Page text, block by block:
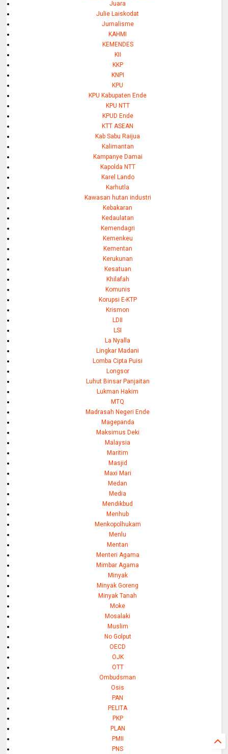
Juara
Julie Laiskodat
Jurnalisme
KAHMI
KEMENDES
KII
KKP
KNPI
KPU
KPU Kabupaten Ende
KPU NTT
KPUD Ende
KTT ASEAN
Kab Sabu Raijua
Kalimantan
Kampanye Damai
Kapolda NTT
Karel Lando
Karhutla
Kawasan hutan industri
Kebakaran
Kedaulatan
Kemendagri
Kemenkeu
Kementan
Kerukunan
Kesatuan
Khilafah
Komunis
Korupsi E-KTP
Krismon
LDII
LSI
La Nyalla
Lingkar Madani
Lomba Cipta Puisi
Longsor
Luhut Binsar Panjaitan
Lukman Hakim
MTQ
Madrasah Negeri Ende
Magepanda
Maksimus Deki
Malaysia
Maritim
Masjid
Maxi Mari
Medan
Media
Mendikbud
Menhub
Menkopolhukam
Menlu
Mentan
Menteri Agama
Mimbar Agama
Minyak
Minyak Goreng
Minyak Tanah
Moke
Mosalaki
Muslim
No Golput
OECD
OJK
OTT
Ombudsman
Osis
PAN
PELITA
PKP
PLAN
PMII
PNS